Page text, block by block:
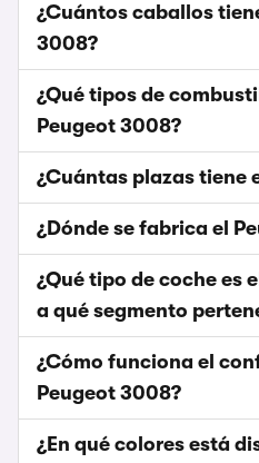
¿Cuántos caballos
3008?
¿Qué tipos de
Peugeot 3008?
¿Cuántas plazas tiene
¿Dónde se fabrica el
¿Qué tipo de coche es
a qué segmento
¿Cómo funciona el
Peugeot 3008?
¿En qué colores está